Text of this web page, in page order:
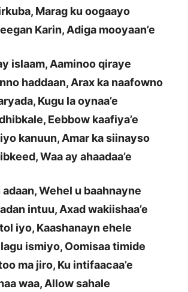
Marag ku oogaayo
Karin, Adiga mooyaan’e
islaam, Aaminoo qiraye
haddaan, Arax ka naafowno
Kugu la oynaa’e
Eebbow kaafiya’e
kanuun, Amar ka siinayso
Waa ay ahaadaa’e
Wehel u baahnayne
intuu, Axad wakiishaa’e
iyo, Kaashanayn ehele
ismiyo, Oomisaa timide
ma jiro, Ku intifaacaa’e
waa, Allow sahale